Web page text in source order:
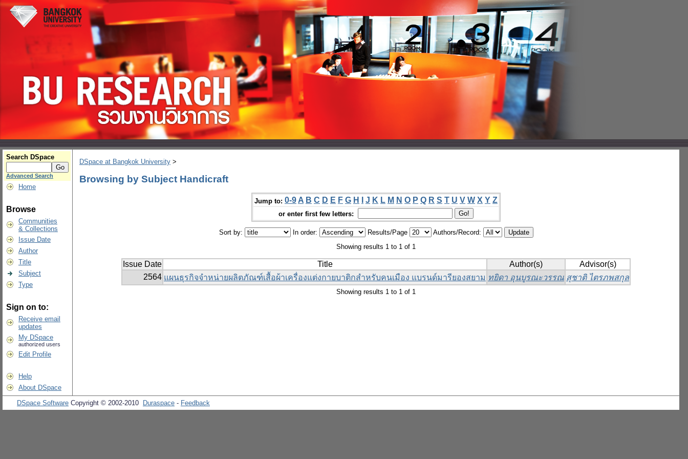
Search DSpace
Advanced Search
Home
Browse
Communities
& Collections
Issue Date
Author
Title
Subject
Type
Sign on to:
Receive email
updates
My DSpace
authorized users
Edit Profile
Help
About DSpace
DSpace at Bangkok University >
Browsing by Subject Handicraft
Jump to: 0-9 A B C D E F G H J K L M N O P Q R S T U V W X Y Z
or enter first few letters:
Sort by: In order: Results/Page
Authors/Record:
Showing results 1 to 1 of 1
Issue Date Title Author(s)
Advisor(s)
2564 แผนธุรกิจจำหน่ายผลิตภัณฑ์เสื้อผ้าเครื่องแต่งกายบาติกสำหรับคนเมือง แบรนด์มารียองสยาม ทยิดา อุนบูรณะวรรณ สุชาติ ไตรภพสกุล
Showing results 1 to 1 of 1
DSpace Software Copyright © 2002-2010 Duraspace - Feedback